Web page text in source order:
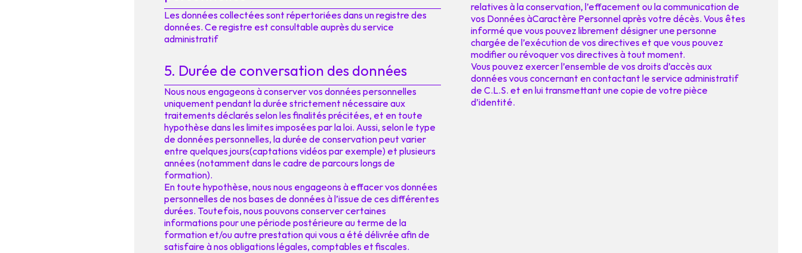
Les données collectées sont répertoriées dans un registre des
données. Ce registre est consultable auprès du service
administratif
5. Durée de conversation des données
Nous nous engageons à conserver vos données personnelles
uniquement pendant la durée strictement nécessaire aux
traitements déclarés selon les finalités précitées, et en toute
hypothèse dans les limites imposées par la loi. Aussi, selon le type
de données personnelles, la durée de conservation peut varier
entre quelques jours(captations vidéos par exemple) et plusieurs
années (notamment dans le cadre de parcours longs de
formation).
En toute hypothèse, nous nous engageons à effacer vos données
personnelles de nos bases de données à l’issue de ces différentes
durées. Toutefois, nous pouvons conserver certaines
informations pour une période postérieure au terme de la
formation et/ou autre prestation qui vous a été délivrée afin de
satisfaire à nos obligations légales, comptables et fiscales.
relatives à la conservation, l’effacement ou la communication de
vos Données àCaractère Personnel après votre décès. Vous êtes
informé que vous pouvez librement désigner une personne
chargée de l’exécution de vos directives et que vous pouvez
modifier ou révoquer vos directives à tout moment.
Vous pouvez exercer l’ensemble de vos droits d’accès aux
données vous concernant en contactant le service administratif
de C.L.S. et en lui transmettant une copie de votre pièce
d’identité.